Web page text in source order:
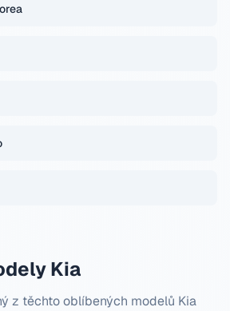
Kia
z těchto oblíbených modelů Kia